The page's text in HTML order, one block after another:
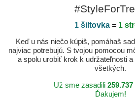
1 šiltovka = 1
Keď u nás niečo kúpiš, pomáhaš
najviac potrebujú. S tvojou pomocou
a spolu urobiť krok k udržateľnosti
všetkých.
Už sme zasadili 259.737
Ďakujem!